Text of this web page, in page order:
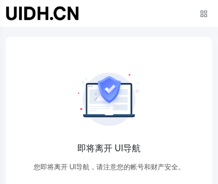
即将离开 UI导航
您即将离开 UI导航，请注意您的帐号和财产安全。